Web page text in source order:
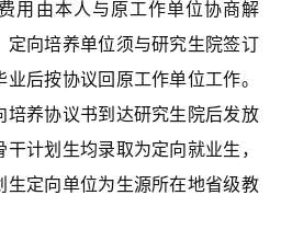
用由本人与原工作单位协商解
向培养单位须与研究生院签订
业后按协议回原工作单位工作。
培养协议书到达研究生院后发放
计划生均录取为定向就业生，
生定向单位为生源所在地省级教